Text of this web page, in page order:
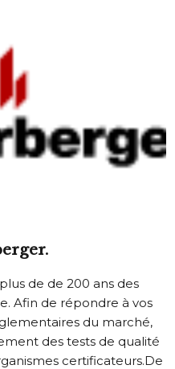
de de 200 ans des
Afin de répondre à vos
du marché,
des tests de qualité
certificateurs.De